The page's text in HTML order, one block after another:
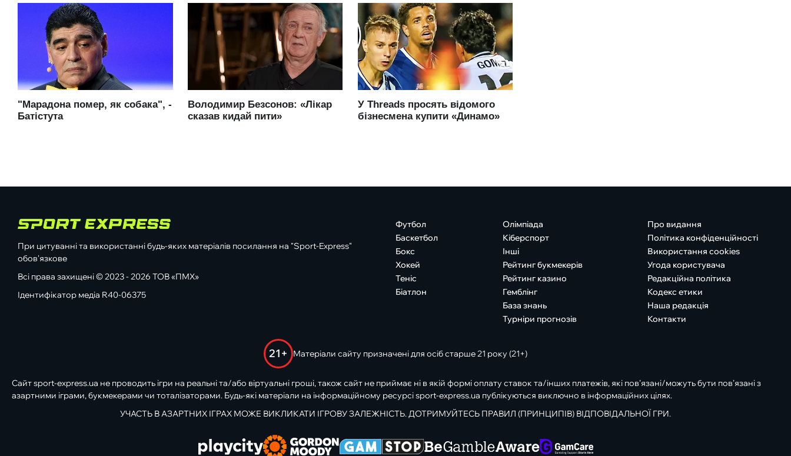
При цитуванні та використанні будь-яких матеріалів посилання на "Sport-Express"
обов'язкове
Всі права захищені © 2023 - 2026 ТОВ «ПМХ»
Ідентифікатор медіа R40-06375
Футбол
Баскетбол
Бокс
Хокей
Теніс
Біатлон
Олімпіада
Кіберспорт
Інші
Рейтинг букмекерів
Рейтинг казино
Гемблінг
База знань
Турніри прогнозів
Про видання
Політика конфіденційності
Використання cookies
Угода користувача
Редакційна політика
Кодекс етики
Наша редакція
Контакти
21+ Матеріали сайту призначені для осіб старше 21 року (21+)
Сайт sport-express.ua не проводить ігри на реальні та/або віртуальні гроші, також сайт не приймає ні в якій формі оплату ставок та/інших платежів, які пов’язані/можуть бути пов’язані з
азартними іграми, букмекерами чи тоталізаторами. Будь-які матеріали на інформаційному ресурсі sport-express.ua публікуються виключно в інформаційних цілях.
УЧАСТЬ В АЗАРТНИХ ІГРАХ МОЖЕ ВИКЛИКАТИ ІГРОВУ ЗАЛЕЖНІСТЬ. ДОТРИМУЙТЕСЬ ПРАВИЛ (ПРИНЦИПІВ) ВІДПОВІДАЛЬНОЇ ГРИ.